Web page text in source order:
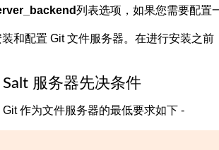
列表选项，如果您需要配置
和配置 Git 文件服务器。在进行安装之
服务器先决条件
作为文件服务器的最低要求如下 -